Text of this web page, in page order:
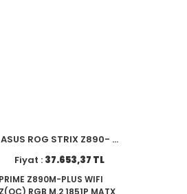
ASUS ROG STRIX Z890- ...
Fiyat : 37.653,37 TL